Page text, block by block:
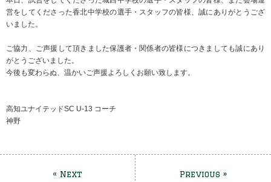
営をしてくださった香北中学校の選手・スタッフの皆様、誠にありがとうござ
いました。
ご協力、ご声援して頂きました保護者・関係者の皆様につきましても誠にあり
がとうございました。
今後も変わらぬ、温かいご声援よろしくお願い致します。
高知ユナイテッドSC U-13 コーチ
神野
« Next Previous »